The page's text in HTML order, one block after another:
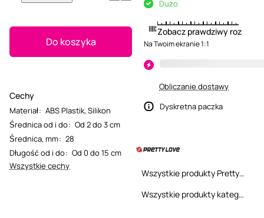
Do koszyka
Cechy
Materiał: ABS Plastik, Silikon
Średnica od i do: Od 2 do 3 cm
Średnica, mm: 28
Długość od i do: Od 0 do 15 cm
Wszystkie cechy
Dużo
Zobacz prawdziwy rozmiar
Na Twoim ekranie 1:1
Obliczanie dostawy
Dyskretna paczka
Wszystkie produkty Pretty Love
Wszystkie produkty kategorii